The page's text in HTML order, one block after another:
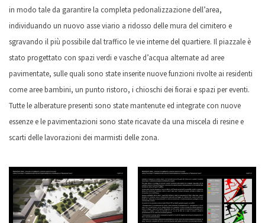
in modo tale da garantire la completa pedonalizzazione dell’area,
individuando un nuovo asse viario a ridosso delle mura del cimitero e
sgravando il più possibile dal traffico le vie interne del quartiere. Il piazzale è
stato progettato con spazi verdi e vasche d’acqua alternate ad aree
pavimentate, sulle quali sono state inserite nuove funzioni rivolte ai residenti
come aree bambini, un punto ristoro, i chioschi dei fiorai e spazi per eventi.
Tutte le alberature presenti sono state mantenute ed integrate con nuove
essenze e le pavimentazioni sono state ricavate da una miscela di resine e
scarti delle lavorazioni dei marmisti delle zona.